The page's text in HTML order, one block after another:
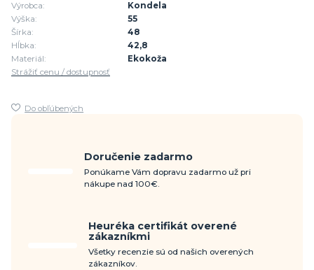
Výrobca:
Kondela
Výška:
55
Šírka:
48
Hĺbka:
42,8
Materiál:
Ekokoža
Strážiť cenu / dostupnosť
Do obľúbených
Doručenie zadarmo
Ponúkame Vám dopravu zadarmo už pri
nákupe nad 100€.
Heuréka certifikát overené
zákazníkmi
Všetky recenzie sú od našich overených
zákazníkov.